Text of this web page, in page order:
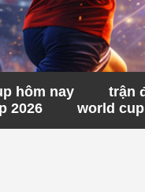
hôm nay trận
2026
world